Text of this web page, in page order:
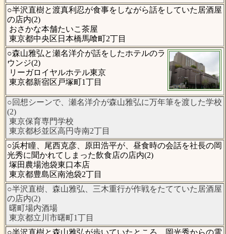
○半沢直樹と渡真利忍が食事をしながら話をしていた居酒屋
の店内(2)
おさかな本舗たいこ茶屋
東京都中央区日本橋馬喰町2丁目
○森山雅弘と瀬名洋介が話をしたホテルのラ
ウンジ(2)
リーガロイヤルホテル東京
東京都新宿区戸塚町1丁目
○回想シーンで、瀬名洋介が森山雅弘に万年筆を渡した学校
(2)
東京保育専門学校
東京都杉並区高円寺南2丁目
○浜村瞳、尾西克彦、原田浩平が、昼食時の会話を社長の岡
光秀に聞かれてしまった飲食店の店内(2)
塚田農場池袋東口本店
東京都豊島区南池袋2丁目
○半沢直樹、森山雅弘、三木重行が作戦をたてていた居酒屋
の店内(2)
曙町場内酒場
東京都立川市曙町1丁目
○半沢直樹と森山雅弘が歩いていたところ、岡光秀からの電